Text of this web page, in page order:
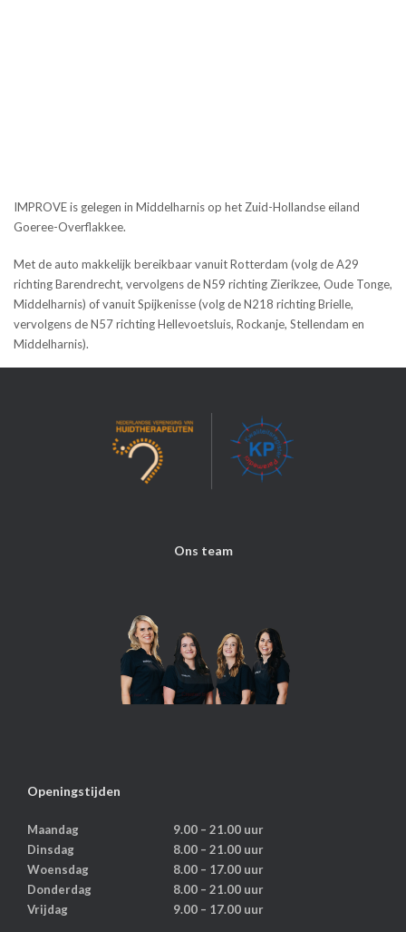
IMPROVE is gelegen in Middelharnis op het Zuid-Hollandse eiland
Goeree-Overflakkee.
Met de auto makkelijk bereikbaar vanuit Rotterdam (volg de A29
richting Barendrecht, vervolgens de N59 richting Zierikzee, Oude Tonge,
Middelharnis) of vanuit Spijkenisse (volg de N218 richting Brielle,
vervolgens de N57 richting Hellevoetsluis, Rockanje, Stellendam en
Middelharnis).
Ons team
Openingstijden
Maandag
9.00 – 21.00 uur
Dinsdag
8.00 – 21.00 uur
Woensdag
8.00 – 17.00 uur
Donderdag
8.00 – 21.00 uur
Vrijdag
9.00 – 17.00 uur